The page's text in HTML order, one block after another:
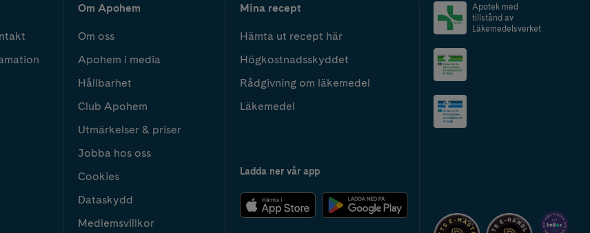
Om Apohem
Om oss
Apohem i media
Hållbarhet
Club Apohem
Utmärkelser & priser
Jobba hos oss
Cookies
Dataskydd
Medlemsvillkor
Mina recept
Hämta ut recept här
Högkostnadsskyddet
Rådgivning om läkemedel
Läkemedel
Ladda ner vår app
Apotek med
tillstånd av
Läkemedelsverket